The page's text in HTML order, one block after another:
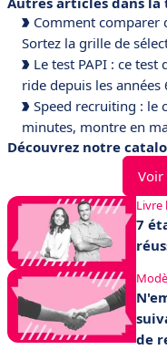
Comment comparer
Sortez la grille de
Le test PAPI : ce test
ride depuis les années
Speed recruiting : le
minutes, montre en
Découvrez notre
Voir
Livre
7
de